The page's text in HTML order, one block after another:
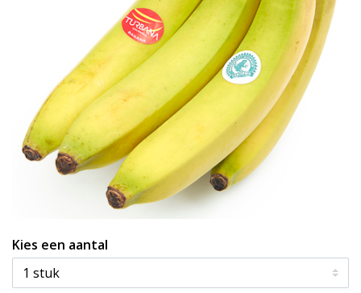
Kies een aantal